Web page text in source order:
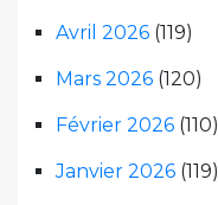
Avril 2026 (119)
Mars 2026 (120)
Février 2026 (110)
Janvier 2026 (119)